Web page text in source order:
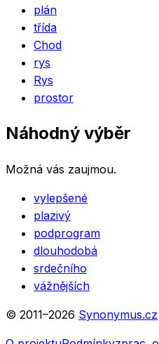
plán
třída
Chod
rys
Rys
prostor
Náhodný výběr
Možná vás zaujmou.
vylepšené
plazivý
podprogram
dlouhodobá
srdečního
vážnějších
© 2011–2026 Synonymus.cz